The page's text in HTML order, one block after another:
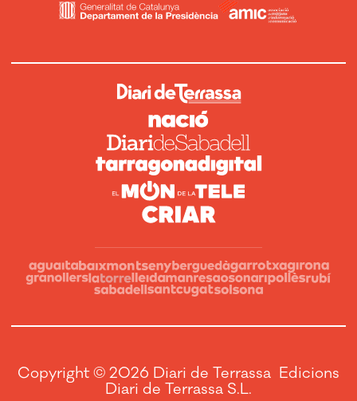
Copyright © 2026 Diari de Terrassa Edicions
Diari de Terrassa S.L.